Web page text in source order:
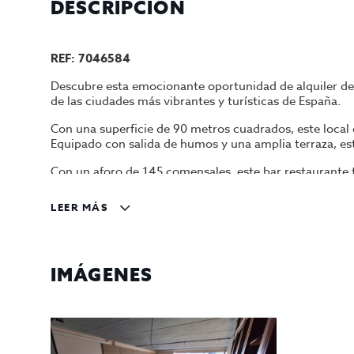
DESCRIPCIÓN
REF: 7046584
Descubre esta emocionante oportunidad de alquiler
de las ciudades más vibrantes y turísticas de España.
Con una superficie de 90 metros cuadrados, este
Equipado con salida de humos y una amplia terraza,
Con un aforo de 145 comensales, este bar
Palma de Mallorca es conocida por su belleza
compromiso con la satisfacción del cliente, estamos
pasar esta oportunidad y contáctanos hoy mismo
empresariales en esta hermosa isla mediterránea.
LEER MÁS
IMÁGENES